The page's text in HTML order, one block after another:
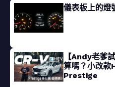
儀表板上的燈
【Andy老爹
算嗎？小改
Prestige